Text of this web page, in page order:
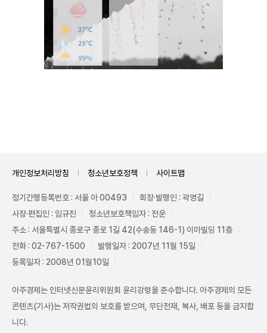
개인정보처리방침 청소년보호정책 사이트맵
정기간행등록번호 : 서울 아 00493
회장·발행인 : 곽영길
사장·편집인 : 임규진
청소년보호책임자 : 전운
주소 : 서울특별시 종로구 종로 1길 42(수송동 146-1) 이마빌딩 11층
전화 : 02-767-1500
발행일자 : 2007년 11월 15일
등록일자 : 2008년 01월10일
아주경제는 인터넷신문윤리위원회 윤리강령을 준수합니다. 아주경제의 모든
콘텐츠(기사)는 저작권법의 보호를 받으며, 무단전재, 복사, 배포 등을 금지합
니다.